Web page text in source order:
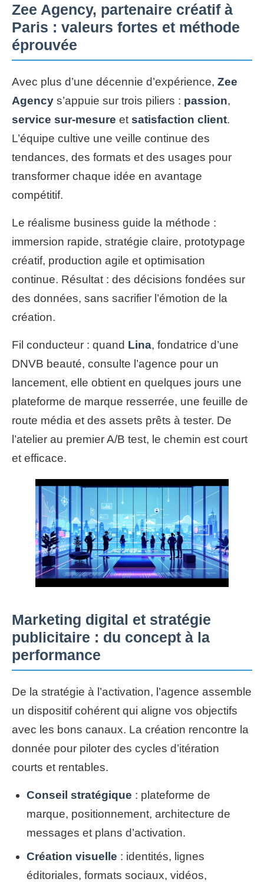
Zee Agency, partenaire créatif à
Paris : valeurs fortes et méthode
éprouvée
Avec plus d’une décennie d’expérience, Zee
Agency s’appuie sur trois piliers : passion,
service sur-mesure et satisfaction client.
L’équipe cultive une veille continue des
tendances, des formats et des usages pour
transformer chaque idée en avantage
compétitif.
Le réalisme business guide la méthode :
immersion rapide, stratégie claire, prototypage
créatif, production agile et optimisation
continue. Résultat : des décisions fondées sur
des données, sans sacrifier l’émotion de la
création.
Fil conducteur : quand Lina, fondatrice d’une
DNVB beauté, consulte l’agence pour un
lancement, elle obtient en quelques jours une
plateforme de marque resserrée, une feuille de
route média et des assets prêts à tester. De
l’atelier au premier A/B test, le chemin est court
et efficace.
Marketing digital et stratégie
publicitaire : du concept à la
performance
De la stratégie à l’activation, l’agence assemble
un dispositif cohérent qui aligne vos objectifs
avec les bons canaux. La création rencontre la
donnée pour piloter des cycles d’itération
courts et rentables.
Conseil stratégique : plateforme de
marque, positionnement, architecture de
messages et plans d’activation.
Création visuelle : identités, lignes
éditoriales, formats sociaux, vidéos,